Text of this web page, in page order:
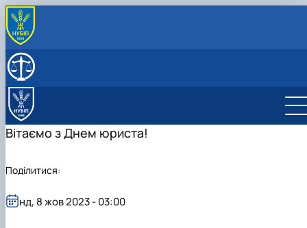
ПРО КАФЕДРУ
Освітньо-професійна програма підготовки
Бакалаврів
Організація освітнього процесу
Навчально-методичне забезпечення
НАУКОВА РОБОТА
Наукова робота кафедри
Сторінка аспіранта
ПРАКТИЧНА ПІДГОТОВКА
Вітаємо з Днем юриста!
нд, 8 жов 2023 - 03:00
Поділитися: